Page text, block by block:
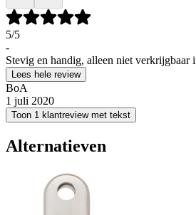
5/5
-
Stevig en handig, alleen niet verkrijgbaar
Lees hele review
BoA
1 juli 2020
Toon 1 klantreview met tekst
Alternatieven